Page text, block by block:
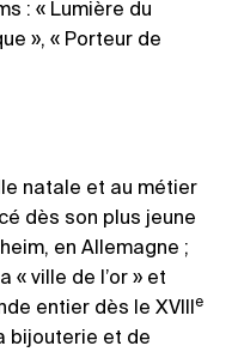
: « Lumière du
», « Porteur de
natale et au métier
dès son plus jeune
en Allemagne ;
ville de l’or » et
entier dès le XVIIIe
bijouterie et de